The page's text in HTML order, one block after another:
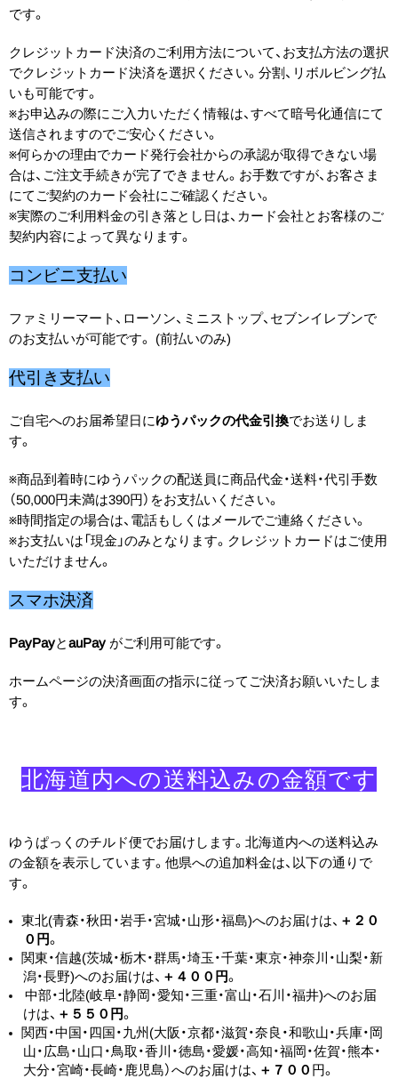
です。
クレジットカード決済のご利用方法について、お支払方法の選択
でクレジットカード決済を選択ください。分割、リボルビング払
いも可能です。
※お申込みの際にご入力いただく情報は、すべて暗号化通信にて
送信されますのでご安心ください。
※何らかの理由でカード発行会社からの承認が取得できない場
合は、ご注文手続きが完了できません。お手数ですが、お客さま
にてご契約のカード会社にご確認ください。
※実際のご利用料金の引き落とし日は、カード会社とお客様のご
契約内容によって異なります。
コンビニ支払い
ファミリーマート、ローソン、ミニストップ、セブンイレブンで
のお支払いが可能です。 (前払いのみ)
代引き支払い
ご自宅へのお届希望日にゆうパックの代金引換でお送りしま
す。
※商品到着時にゆうパックの配送員に商品代金・送料・代引手数
（50,000円未満は390円）をお支払いください。
※時間指定の場合は、電話もしくはメールでご連絡ください。
※お支払いは「現金」のみとなります。クレジットカードはご使用
いただけません。
スマホ決済
PayPayとauPay がご利用可能です。
ホームページの決済画面の指示に従ってご決済お願いいたしま
す。
北海道内への​送料込みの​金額です
ゆうぱっくのチルド便でお届けします。 北海道内への送料込み
の金額を表示しています。他県への追加料金は、以下の通りで
す。
東北(青森・秋田・岩手・宮城・山形・福島)へのお届けは、 ＋２０
０円。
関東・信越(茨城・栃木・群馬・埼玉・千葉・東京・神奈川・山梨・新
潟・長野)へのお届けは、 ＋４００円。
中部・北陸(岐阜・静岡・愛知・三重・富山・石川・福井)へのお届
けは、 ＋５５０円。
関西・中国・四国・九州(大阪・京都・滋賀・奈良・和歌山・兵庫・岡
山・広島・山口・鳥取・香川・徳島・愛媛・高知・福岡・佐賀・熊本・
大分・宮崎・長崎・鹿児島）へのお届けは、 ＋７００ 円。